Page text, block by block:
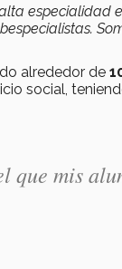
alrededor de
social,
que mis